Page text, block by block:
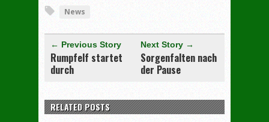
News
← Previous Story
Rumpfelf startet
durch
Next Story →
Sorgenfalten nach
der Pause
RELATED POSTS